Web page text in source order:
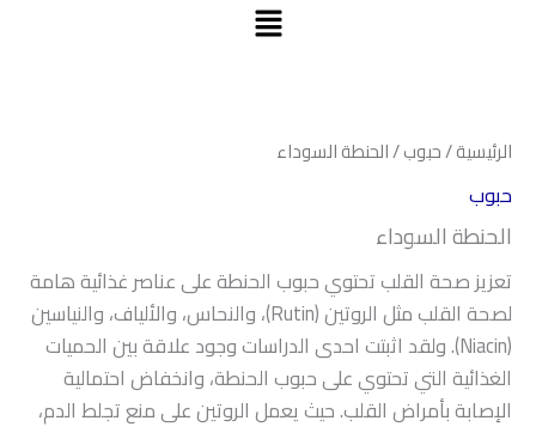
الرئيسية/حبوب/ الحنطة السوداء
حبوب
الحنطة السوداء
تعزيز صحة القلب تحتوي حبوب الحنطة على عناصر غذائية هامة
لصحة القلب مثل الروتين (Rutin)، والنحاس، والألياف، والنياسين
(Niacin). ولقد اثبتت احدى الدراسات وجود علاقة بين الحميات
الغذائية التي تحتوي على حبوب الحنطة، وانخفاض احتمالية
الإصابة بأمراض القلب. حيث يعمل الروتين على منع تجلط الدم،